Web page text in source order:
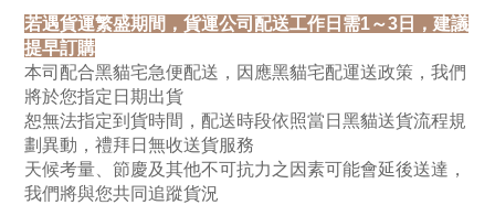
若遇貨運繁盛期間，貨運公司配送工作日需1～3日，建議
提早訂購
本司配合黑貓宅急便配送，因應黑貓宅配運送政策，我們
將於您指定日期出貨
恕無法指定到貨時間，配送時段依照當日黑貓送貨流程規
劃異動，禮拜日無收送貨服務
天候考量、節慶及其他不可抗力之因素可能會延後送達，
我們將與您共同追蹤貨況